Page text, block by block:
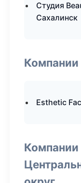
Студия
Сахалинск
Компании
Esthetic
Компании